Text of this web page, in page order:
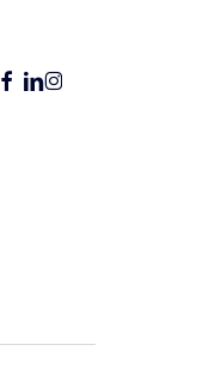
facebook
linkedin
instagram